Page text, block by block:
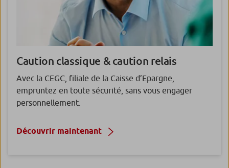
Caution classique & caution relais
Avec la CEGC, filiale de la Caisse d’Epargne,
empruntez en toute sécurité, sans vous engager
personnellement.
Découvrir maintenant